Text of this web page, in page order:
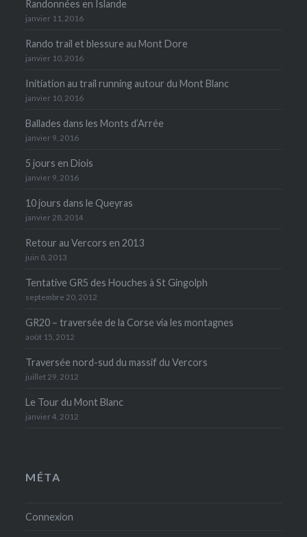
Randonnées en Islande
janvier 11, 2016
Rando trail et blessure au Mont Dore
janvier 10, 2016
Initiation au trail running autour du Mont Blanc
janvier 10, 2016
Ballades dans les Monts d’Arrée
janvier 9, 2016
5 jours en Diois
janvier 9, 2016
10 jours dans le Queyras
janvier 28, 2014
Retour au Vercors en 2013
juin 8, 2013
Tentative GR5 des Houches à St Gingolph
septembre 20, 2012
GR20 – traversée de la Corse via les montagnes
août 15, 2012
Traversée nord-sud du massif du Vercors
juillet 29, 2012
Le Tour du Mont Blanc
janvier 4, 2012
MÉTA
Connexion